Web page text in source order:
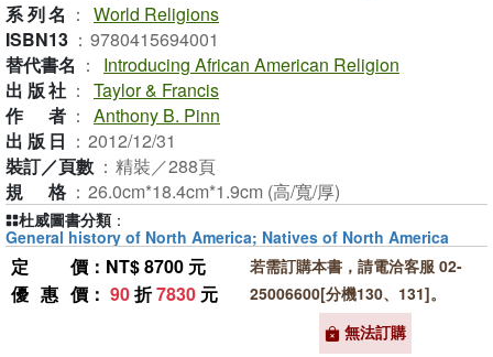
系列名 ： World Religions
ISBN13 ： 9780415694001
替代書名 ：
Introducing African American Religion
出版社 ： Taylor & Francis
作者 ： Anthony B. Pinn
出版日 ： 2012/12/31
裝訂／頁數 ： 精裝／288頁
規格 ： 26.0cm*18.4cm*1.9cm (高/寬/厚)
定價 ：NT$ 8700 元
優惠價 ： 90折7830 元
若需訂購本書，請電洽客服 02-
25006600[分機130、131]。
無法訂購
杜威圖書分類 ：
General history of North America; Natives of North America